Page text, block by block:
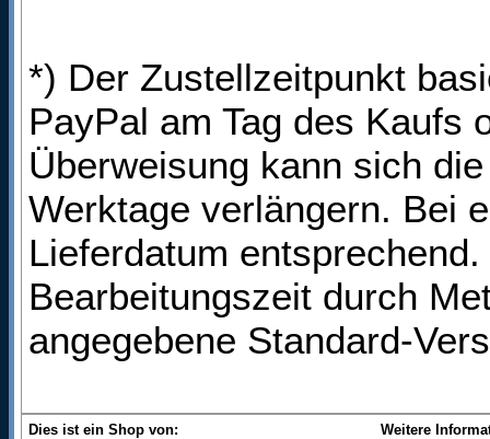
*) Der Zustellzeitpunkt
PayPal am Tag des Kaufs
Überweisung kann sich
Werktage verlängern. Bei
Lieferdatum
Bearbeitungszeit durch
angegebene Standard-
Dies ist ein Shop von:
Weitere